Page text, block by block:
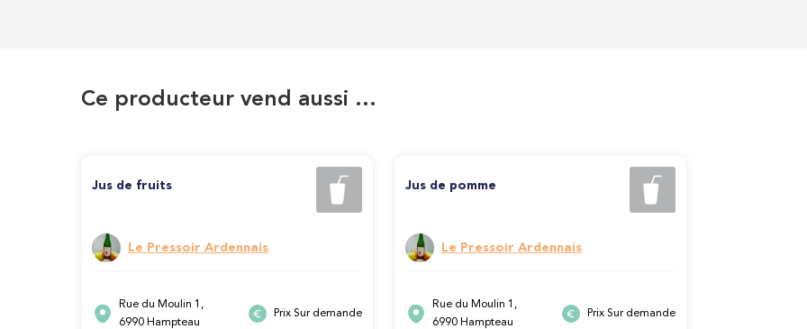
Ce producteur vend aussi …
Jus de fruits
Le Pressoir Ardennais
Rue du Moulin 1,
6990 Hampteau
Prix Sur demande
Jus de pomme
Le Pressoir Ardennais
Rue du Moulin 1,
6990 Hampteau
Prix Sur demande